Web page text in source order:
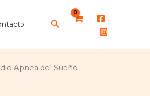
Buscar
Apnea del Sueño